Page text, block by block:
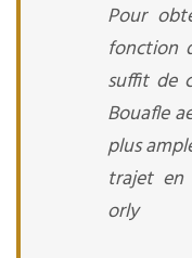
Pour
fonction
suffit de
Bouafle
plus
trajet en
orly